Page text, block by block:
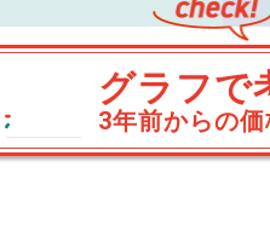
グラフで
3年前からの